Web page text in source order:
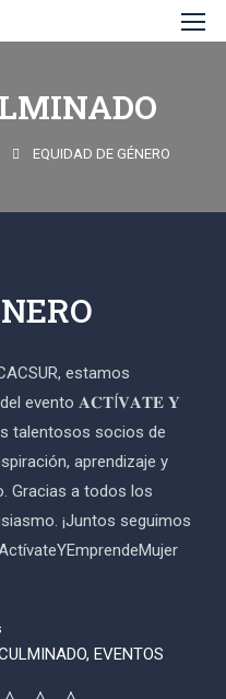
EQUIDAD DE GÉNERO
estamos
del evento 𝐀𝐂𝐓Í𝐕𝐀𝐓𝐄 𝐘
socios de
aprendizaje y
Gracias a todos los
¡Juntos seguimos
, EVENTOS